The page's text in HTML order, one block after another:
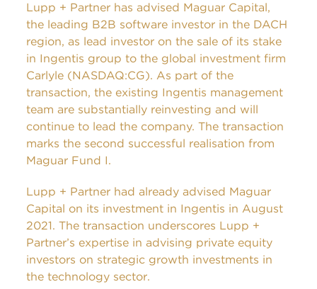
Lupp + Partner has advised Maguar Capital,
the leading B2B software investor in the DACH
region, as lead investor on the sale of its stake
in Ingentis group to the global investment firm
Carlyle (NASDAQ:CG). As part of the
transaction, the existing Ingentis management
team are substantially reinvesting and will
continue to lead the company. The transaction
marks the second successful realisation from
Maguar Fund I.
Lupp + Partner had already advised Maguar
Capital on its investment in Ingentis in August
2021. The transaction underscores Lupp +
Partner’s expertise in advising private equity
investors on strategic growth investments in
the technology sector.